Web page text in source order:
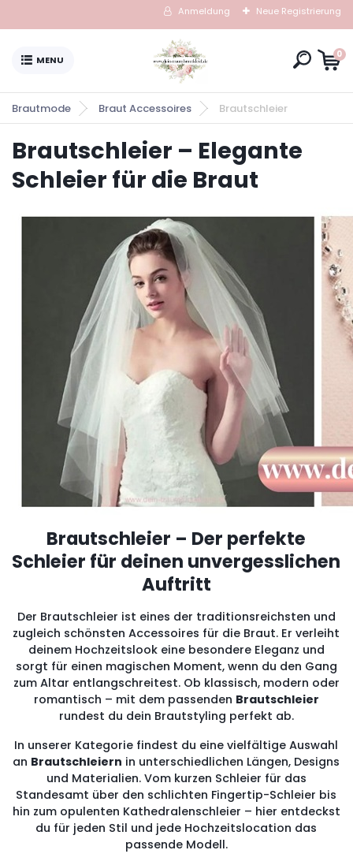
Anmeldung Neue Registrierung
0
Brautmode Braut Accessoires Brautschleier
Brautschleier – Elegante
Schleier für die Braut
Brautschleier – Der perfekte
Schleier für deinen unvergesslichen
Auftritt
Der Brautschleier ist eines der traditionsreichsten und
zugleich schönsten Accessoires für die Braut. Er verleiht
deinem Hochzeitslook eine besondere Eleganz und
sorgt für einen magischen Moment, wenn du den Gang
zum Altar entlangschreitest. Ob klassisch, modern oder
romantisch – mit dem passenden Brautschleier
rundest du dein Brautstyling perfekt ab.
In unserer Kategorie findest du eine vielfältige Auswahl
an Brautschleiern in unterschiedlichen Längen, Designs
und Materialien. Vom kurzen Schleier für das
Standesamt über den schlichten Fingertip-Schleier bis
hin zum opulenten Kathedralenschleier – hier entdeckst
du für jeden Stil und jede Hochzeitslocation das
passende Modell.